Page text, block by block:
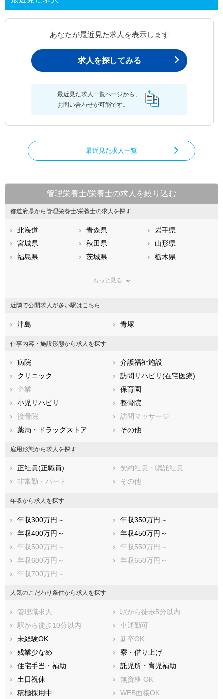
あなたが最近見た求人を表示します
求人を探してみる
最近見た求人一覧ページから、
お問い合わせが可能です。
最近見た求人一覧
管理栄養士/栄養士の求人を絞り込む
都道府県から管理栄養士/栄養士の求人を探す
北海道 青森県
岩手県
宮城県
秋田県
山形県
福島県
茨城県
栃木県
神奈川県
石川県
福井県
静岡県
鳥取県
岡山県
広島県
徳島県
香川県
福岡県
熊本県
宮崎県
鹿児島県
もっと見る
近隣で公開求人が多い駅はこちら
津島 青塚
仕事内容・施設形態から求人を探す
病院
介護福祉施設
クリニック
訪問リハビリ(在宅医療)
企業
保育園
小児リハビリ
整骨院
接骨院
訪問マッサージ
薬局・ドラッグストア
その他
雇用形態から求人を探す
正社員(正職員)
契約社員・嘱託社員
非常勤・パート
その他
年収から求人を探す
年収300万円～
年収350万円～
年収400万円～
年収450万円～
年収500万円～
年収550万円～
年収600万円～
年収650万円～
年収700万円～
人気のこだわり条件から求人を探す
管理職求人
駅から徒歩5分以内
駅から徒歩10分以内
車通勤可
未経験OK
新卒OK
残業少なめ
寮・借り上げ
住宅手当・補助
託児所・育児補助
土日祝休
無資格 OK
積極採用中
WEB面接OK